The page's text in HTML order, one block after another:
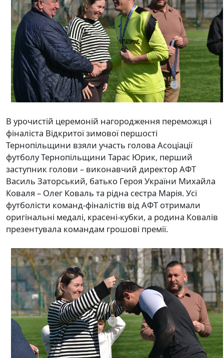
В урочистій церемоній нагородження переможця і
фіналіста Відкритої зимової першості
Тернопільщини взяли участь голова Асоціації
футболу Тернопільщини Тарас Юрик, перший
заступник голови – виконавчий директор АФТ
Василь Заторський, батько Героя України Михайла
Коваля – Олег Коваль та рідна сестра Марія. Усі
футболісти команд-фіналістів від АФТ отримали
оригінальні медалі, красені-кубки, а родина Ковалів
презентувала командам грошові премії.